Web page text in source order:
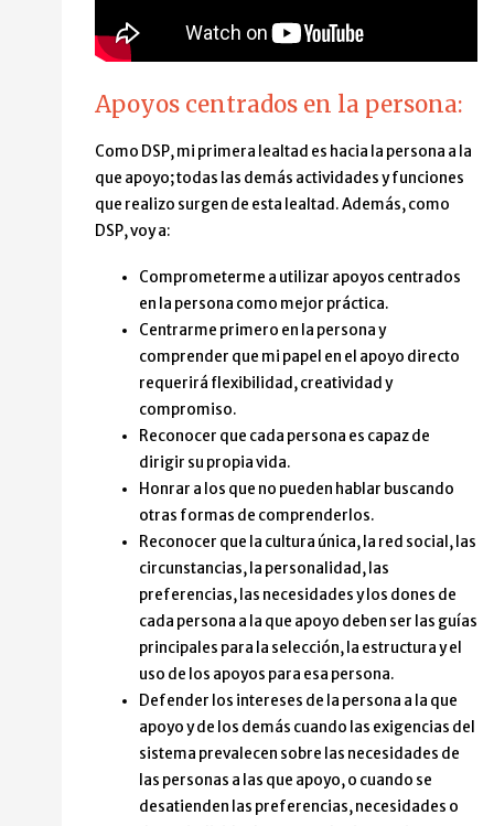
Apoyos centrados en la persona:
Como DSP, mi primera lealtad es hacia la persona a la
que apoyo; todas las demás actividades y funciones
que realizo surgen de esta lealtad. Además, como
DSP, voy a:
Comprometerme a utilizar apoyos centrados
en la persona como mejor práctica.
Centrarme primero en la persona y
comprender que mi papel en el apoyo directo
requerirá flexibilidad, creatividad y
compromiso.
Reconocer que cada persona es capaz de
dirigir su propia vida.
Honrar a los que no pueden hablar buscando
otras formas de comprenderlos.
Reconocer que la cultura única, la red social, las
circunstancias, la personalidad, las
preferencias, las necesidades y los dones de
cada persona a la que apoyo deben ser las guías
principales para la selección, la estructura y el
uso de los apoyos para esa persona.
Defender los intereses de la persona a la que
apoyo y de los demás cuando las exigencias del
sistema prevalecen sobre las necesidades de
las personas a las que apoyo, o cuando se
desatienden las preferencias, necesidades o